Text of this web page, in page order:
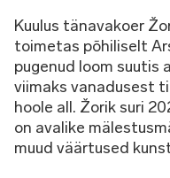
Kuulus tänavakoer
toimetas põhiliselt
pugenud loom suutis
viimaks vanadusest
hoole all. Žorik suri
on avalike
muud väärtused